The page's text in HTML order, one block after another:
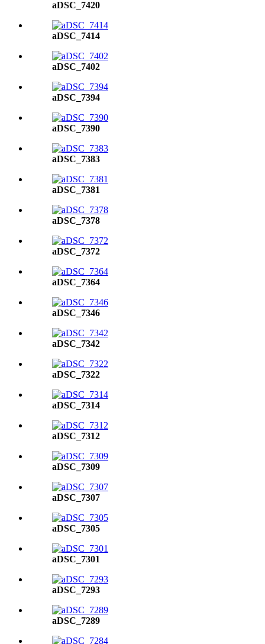
aDSC_7420
aDSC_7414
aDSC_7402
aDSC_7394
aDSC_7390
aDSC_7383
aDSC_7381
aDSC_7378
aDSC_7372
aDSC_7364
aDSC_7346
aDSC_7342
aDSC_7322
aDSC_7314
aDSC_7312
aDSC_7309
aDSC_7307
aDSC_7305
aDSC_7301
aDSC_7293
aDSC_7289